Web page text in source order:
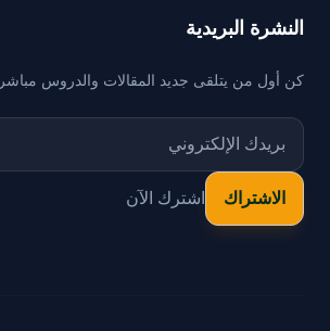
النشرة البريدية
كن أول من يتلقى جديد المقالات والدروس
اشترك الآن